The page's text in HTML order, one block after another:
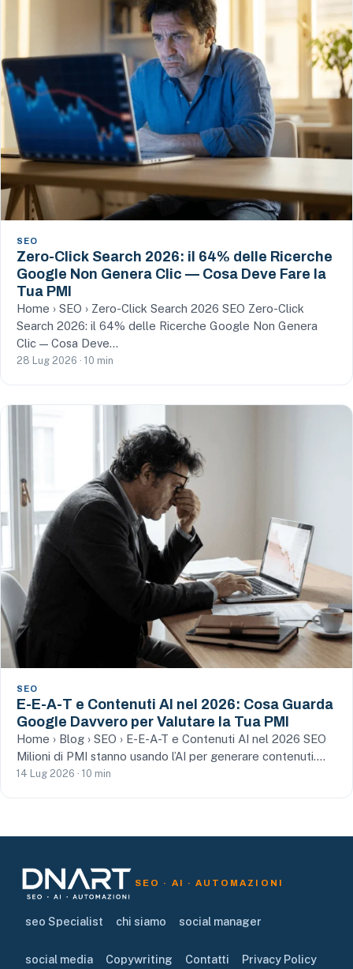
SEO
Zero-Click Search 2026: il 64% delle Ricerche
Google Non Genera Clic — Cosa Deve Fare la
Tua PMI
Home › SEO › Zero-Click Search 2026 SEO Zero-Click
Search 2026: il 64% delle Ricerche Google Non Genera
Clic — Cosa Deve…
28 Lug 2026 · 10 min
SEO
E-E-A-T e Contenuti AI nel 2026: Cosa Guarda
Google Davvero per Valutare la Tua PMI
Home › Blog › SEO › E-E-A-T e Contenuti AI nel 2026 SEO
Milioni di PMI stanno usando l’AI per generare contenuti.…
14 Lug 2026 · 10 min
SEO · AI · AUTOMAZIONI
seo Specialist chi siamo social manager
social media Copywriting Contatti Privacy Policy